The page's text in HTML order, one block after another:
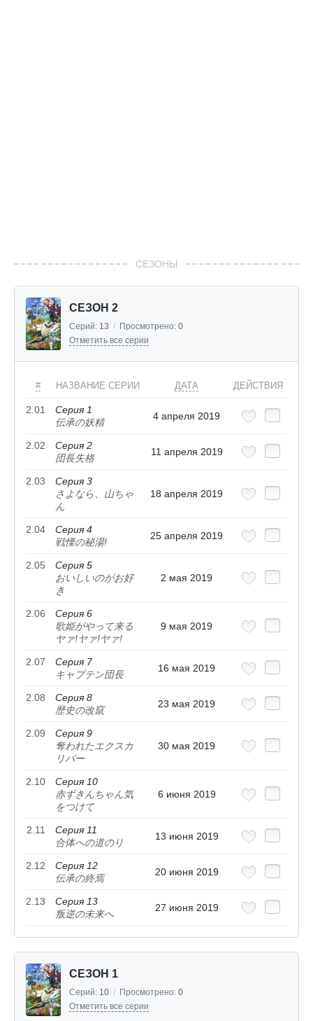
СЕЗОНЫ
СЕЗОН 2
Серий: 13 / Просмотрено: 0
Отметить все серии
# НАЗВАНИЕ СЕРИИ ДАТА ДЕЙСТВИЯ
2.01
Серия 1
伝承の妖精
4 апреля 2019
2.02
Серия 2
団長失格
11 апреля 2019
2.03
Серия 3
さよなら、山ちゃ
ん
18 апреля 2019
2.04
Серия 4
戦慄の秘湯!
25 апреля 2019
2.05
Серия 5
おいしいのがお好
き
2 мая 2019
2.06
Серия 6
歌姫がやって来る
ヤァ!ヤァ!ヤァ!
9 мая 2019
2.07
Серия 7
キャプテン団長
16 мая 2019
2.08
Серия 8
歴史の改竄
23 мая 2019
2.09
Серия 9
奪われたエクスカ
リバー
30 мая 2019
2.10
Серия 10
赤ずきんちゃん気
をつけて
6 июня 2019
2.11
Серия 11
合体への道のり
13 июня 2019
2.12
Серия 12
伝承の終焉
20 июня 2019
2.13
Серия 13
叛逆の未来へ
27 июня 2019
СЕЗОН 1
Серий: 10 / Просмотрено: 0
Отметить все серии